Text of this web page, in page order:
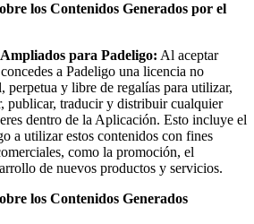
los Contenidos Generados por el
para Padeligo: Al aceptar
a Padeligo una licencia no
perpetua y libre de regalías para utilizar,
publicar, traducir y distribuir cualquier
dentro de la Aplicación. Esto incluye el
a utilizar estos contenidos con fines
como la promoción, el
de nuevos productos y servicios.
los Contenidos Generados